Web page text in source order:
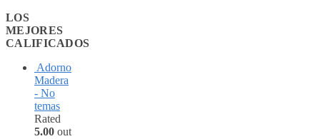
LOS
MEJORES
CALIFICADOS
Adorno
Madera
- No
temas
Rated
5.00 out